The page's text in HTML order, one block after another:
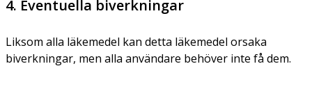
4. Eventuella biverkningar
Liksom alla läkemedel kan detta läkemedel orsaka
biverkningar, men alla användare behöver inte få dem.